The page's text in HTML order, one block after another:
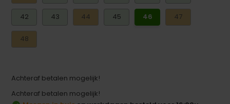
42 43 44 45 46 47
48
Achteraf betalen mogelijk!
Achteraf betalen mogelijk!